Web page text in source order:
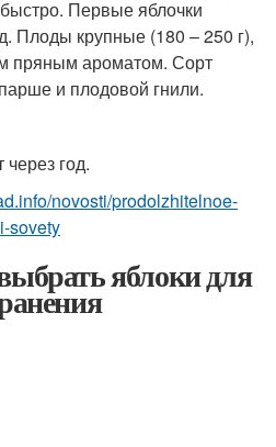
Первые яблочки
Плоды крупные (180 – 250 г),
пряным ароматом. Сорт
и плодовой гнили.
год.
novosti/prodolzhitelnoe-
sovety
яблоки для